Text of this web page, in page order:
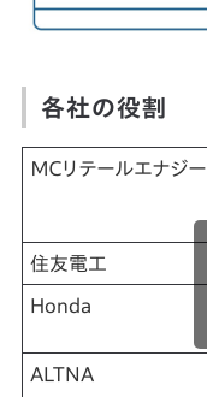
各社の役割
ＭＣリテールエナジー
住友電工
Honda
ALTNA